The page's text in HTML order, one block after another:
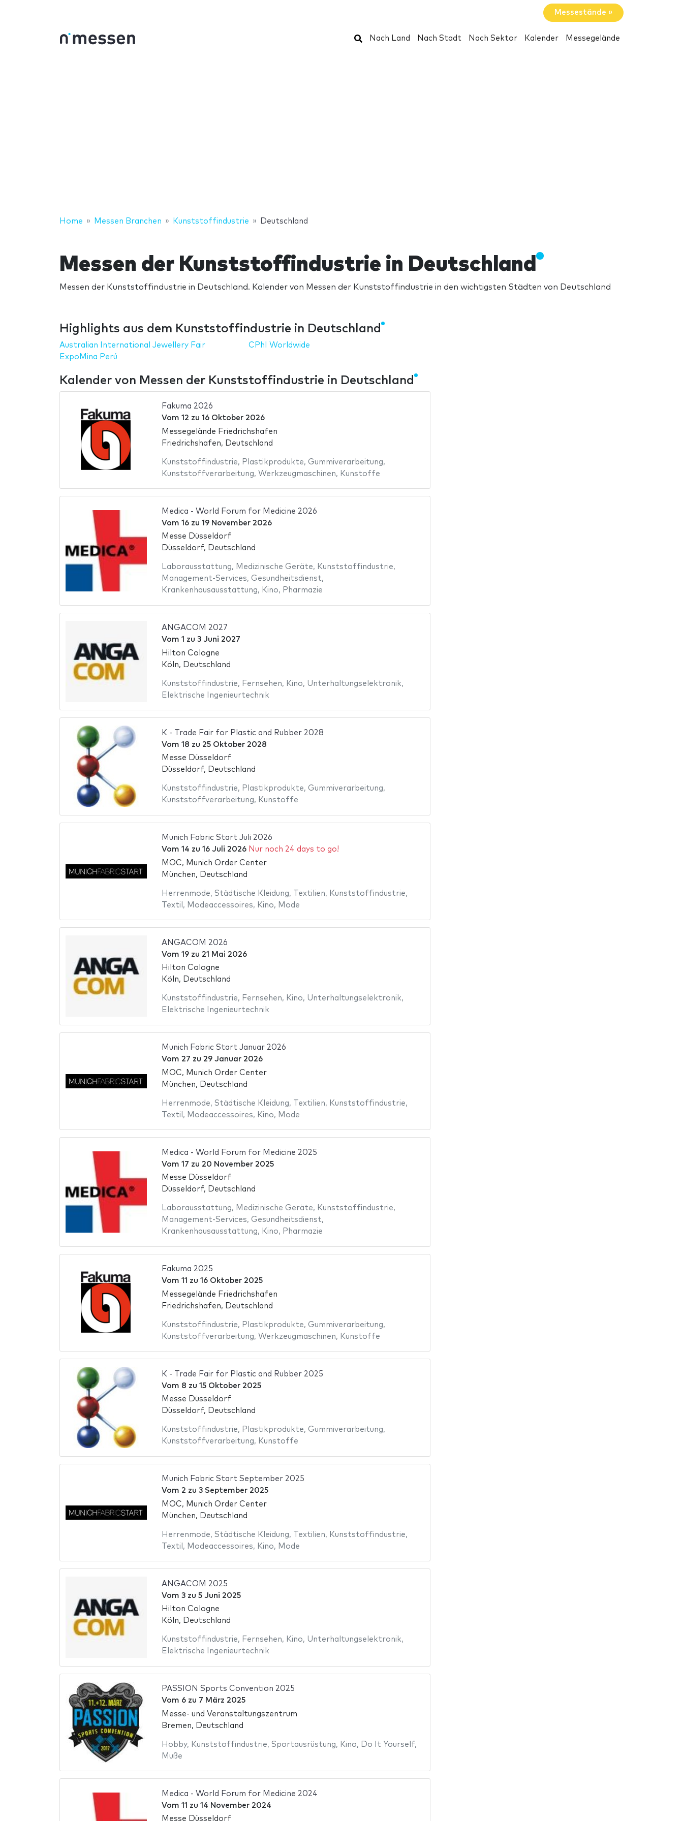
Messestände »
Suchen
Nach Land Nach Stadt Nach Sektor Kalender Messegelände
Home Messen Branchen Kunststoffindustrie Deutschland
Messen der Kunststoffindustrie in Deutschland
Messen der Kunststoffindustrie in Deutschland. Kalender von Messen der Kunststoffindustrie in den wichtigsten Städten von Deutschland
Highlights aus dem Kunststoffindustrie in Deutschland
Australian International Jewellery Fair
ExpoMina Perú
CPhI Worldwide
Kalender von Messen der Kunststoffindustrie in Deutschland
Fakuma 2026
Vom 12 zu 16 Oktober 2026
Messegelände Friedrichshafen
Friedrichshafen, Deutschland
Kunststoffindustrie, Plastikprodukte, Gummiverarbeitung,
Kunststoffverarbeitung, Werkzeugmaschinen, Kunstoffe
Medica - World Forum for Medicine 2026
Vom 16zu 19 November 2026
Messe Düsseldorf
Düsseldorf, Deutschland
Laborausstattung, Medizinische Geräte, Kunststoffindustrie,
Management-Services, Gesundheitsdienst,
Krankenhausausstattung, Kino, Pharmazie
ANGACOM 2027
Vom 1 zu 3 Juni 2027
Hilton Cologne
Köln, Deutschland
Kunststoffindustrie, Fernsehen, Kino, Unterhaltungselektronik,
Elektrische Ingenieurtechnik
K - Trade Fair for Plastic and Rubber 2028
Vom 18 zu 25 Oktober 2028
Messe Düsseldorf
Düsseldorf, Deutschland
Kunststoffindustrie, Plastikprodukte, Gummiverarbeitung,
Kunststoffverarbeitung, Kunstoffe
Munich Fabric Start Juli 2026
Vom 14 zu 16 Juli 2026 Nur noch 24 days to go!
MOC, Munich Order Center
München, Deutschland
Herrenmode, Städtische Kleidung, Textilien, Kunststoffindustrie,
Textil , Modeaccessoires, Kino, Mode
ANGACOM 2026
Vom 19zu 21 Mai 2026
Hilton Cologne
Köln, Deutschland
Kunststoffindustrie, Fernsehen, Kino, Unterhaltungselektronik,
Elektrische Ingenieurtechnik
Munich Fabric Start Januar 2026
Vom 27 zu 29 Januar 2026
MOC, Munich Order Center
München, Deutschland
Herrenmode, Städtische Kleidung, Textilien, Kunststoffindustrie,
Textil , Modeaccessoires, Kino, Mode
Medica - World Forum for Medicine 2025
Vom 17 zu 20 November 2025
Messe Düsseldorf
Düsseldorf, Deutschland
Laborausstattung, Medizinische Geräte, Kunststoffindustrie,
Management-Services, Gesundheitsdienst,
Krankenhausausstattung, Kino, Pharmazie
Fakuma 2025
Vom 11 zu 16 Oktober 2025
Messegelände Friedrichshafen
Friedrichshafen, Deutschland
Kunststoffindustrie, Plastikprodukte, Gummiverarbeitung,
Kunststoffverarbeitung, Werkzeugmaschinen, Kunstoffe
K - Trade Fair for Plastic and Rubber 2025
Vom 8 zu 15 Oktober 2025
Messe Düsseldorf
Düsseldorf, Deutschland
Kunststoffindustrie, Plastikprodukte, Gummiverarbeitung,
Kunststoffverarbeitung, Kunstoffe
Munich Fabric Start September 2025
Vom 2 zu 3 September 2025
MOC, Munich Order Center
München, Deutschland
Herrenmode, Städtische Kleidung, Textilien, Kunststoffindustrie,
Textil , Modeaccessoires, Kino, Mode
ANGACOM 2025
Vom 3zu 5 Juni 2025
Hilton Cologne
Köln, Deutschland
Kunststoffindustrie, Fernsehen, Kino, Unterhaltungselektronik,
Elektrische Ingenieurtechnik
PASSION Sports Convention 2025
Vom 6zu 7 März 2025
Messe- und Veranstaltungszentrum
Bremen, Deutschland
Hobby, Kunststoffindustrie, Sportausrüstung, Kino, Do It Yourself,
Muße
Medica - World Forum for Medicine 2024
Vom 11 zu 14 November 2024
Messe Düsseldorf